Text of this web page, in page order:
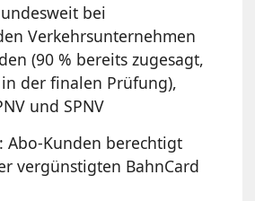
bei
Verkehrsunternehmen
(90 % bereits zugesagt,
der finalen Prüfung),
und SPNV
Abo-Kunden berechtigt
vergünstigten BahnCard